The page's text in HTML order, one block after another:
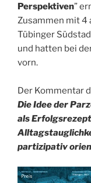
Perspektiven”
Zusammen mit 4
Tübinger
und hatten bei
vorn.
Der Kommentar
Die Idee der
als
partizipativ